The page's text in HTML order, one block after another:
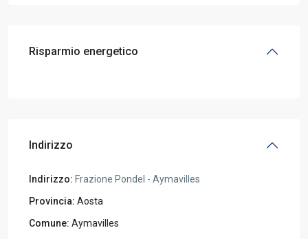
Risparmio energetico
Indirizzo
Indirizzo: Frazione Pondel - Aymavilles
Provincia: Aosta
Comune: Aymavilles